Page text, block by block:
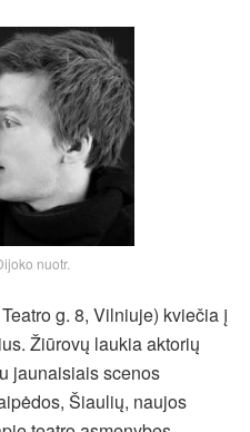
nuotr.
g. 8, Vilniuje) kviečia į
Žiūrovų laukia aktorių
jaunaisiais scenos
Šiaulių, naujos